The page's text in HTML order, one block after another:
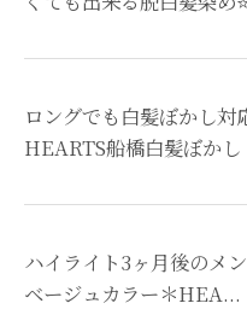
ロングでも白髪ぼかし対
HEARTS船橋白髪ぼかし
ハイライト3ヶ月後のメ
ベージュカラー＊HEA...